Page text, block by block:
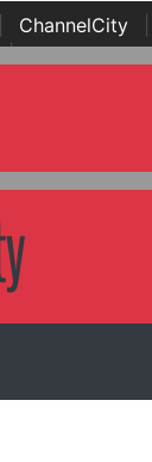
ChannelCity
| Italian